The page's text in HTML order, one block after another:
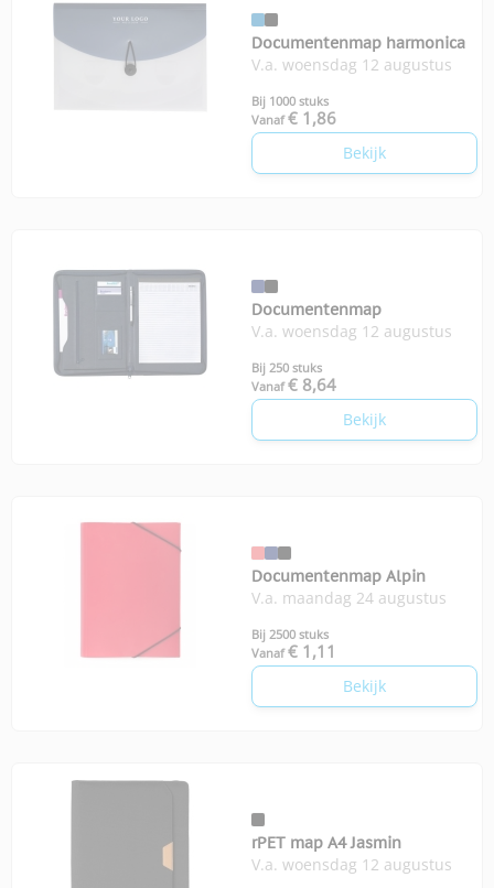
Documentenmap harmonica
V.a. woensdag 12 augustus
Bij 1000 stuks
Vanaf € 1,86
Bekijk
Documentenmap
V.a. woensdag 12 augustus
Bij 250 stuks
Vanaf € 8,64
Bekijk
Documentenmap Alpin
V.a. maandag 24 augustus
Bij 2500 stuks
Vanaf € 1,11
Bekijk
rPET map A4 Jasmin
V.a. woensdag 12 augustus